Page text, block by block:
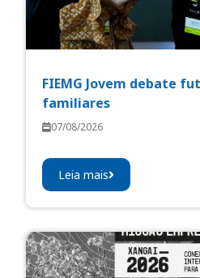
FIEMG Jovem debate
familiares
07/08/2026
Leia mais